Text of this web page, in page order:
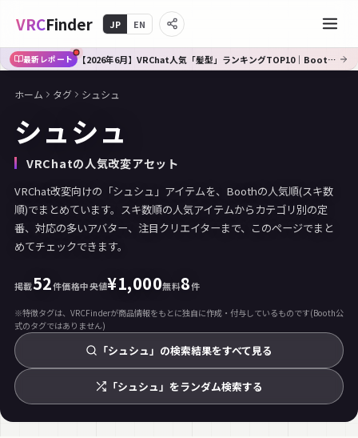
VRCFinder JP EN
最新レポート 【2026年6月】VRChat人気「髪型」ランキングTOP10｜Booth傾向分析
ホーム タグ シュシュ
シュシュ
VRChatの人気改変アセット
VRChat改変向けの「シュシュ」アイテムを、Boothの人気順(スキ数
順)でまとめています。スキ数順の人気アイテムからカテゴリ別の定
番、対応の多いアバター、注目クリエイターまで、このページでまと
めてチェックできます。
掲載52件価格中央値¥1,000無料8件
※特徴タグは、VRCFinderが商品情報をもとに独自に作成・付与しているものです(Booth公
式のタグではありません)
「シュシュ」の検索結果をすべて見る
「シュシュ」をランダム検索する